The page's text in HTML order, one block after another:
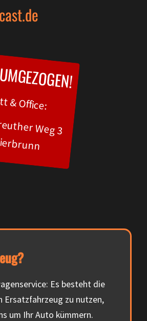
& Office:
Weg 3
Es besteht die
Ersatzfahrzeug zu nutzen,
um Ihr Auto kümmern.